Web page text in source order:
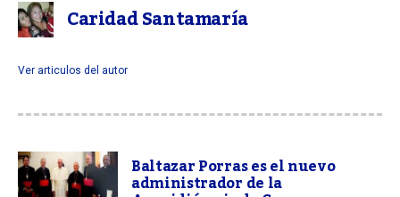
Caridad Santamaría
Ver articulos del autor
Baltazar Porras es el nuevo
administrador de la